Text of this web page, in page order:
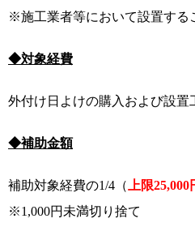
※施工業者等において設置する
◆対象経費
外付け日よけの購入および設置
◆補助金額
補助対象経費の1/4（ 上限25,000
※1,000円未満切り捨て